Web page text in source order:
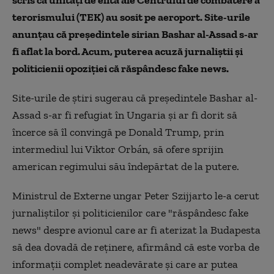
terorismului (TEK) au sosit pe aeroport. Site-urile
anunțau că președintele sirian Bashar al-Assad s-ar
fi aflat la bord. Acum, puterea acuză jurnaliștii și
politicienii opoziției că răspândesc fake news.
Site-urile de știri sugerau că președintele Bashar al-
Assad s-ar fi refugiat în Ungaria și ar fi dorit să
încerce să îl convingă pe Donald Trump, prin
intermediul lui Viktor Orbán, să ofere sprijin
american regimului său îndepărtat de la putere.
Ministrul de Externe ungar Peter Szijjarto le-a cerut
jurnaliştilor şi politicienilor care "răspândesc fake
news" despre avionul care ar fi aterizat la Budapesta
să dea dovadă de reţinere, afirmând că este vorba de
informaţii complet neadevărate şi care ar putea